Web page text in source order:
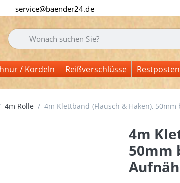
service@baender24.de
Geben Sie einen Suchbegriff ein. Während Sie
/ Kordeln Reißverschlüsse Restposten
4m Rolle 4m Klettband (Flausch & Haken),
4m
50mm